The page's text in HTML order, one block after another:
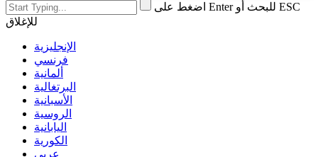
اضغط على Enter للبحث أو ESC
للإغلاق
الإنجليزية
فرنسي
ألمانية
البرتغالية
الأسبانية
الروسية
اليابانية
الكورية
عربى